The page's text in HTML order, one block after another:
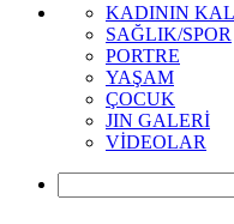
KADININ
SAĞLIK/SPOR
PORTRE
YAŞAM
ÇOCUK
JIN GALERİ
VİDEOLAR